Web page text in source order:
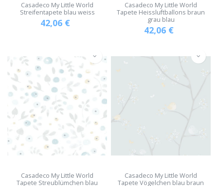
Casadeco My Little World
Streifentapete blau weiss
42,06 €
Casadeco My Little World
Tapete Heissluftballons braun
grau blau
42,06 €
Casadeco My Little World
Tapete Streublümchen blau
Casadeco My Little World
Tapete Vögelchen blau braun